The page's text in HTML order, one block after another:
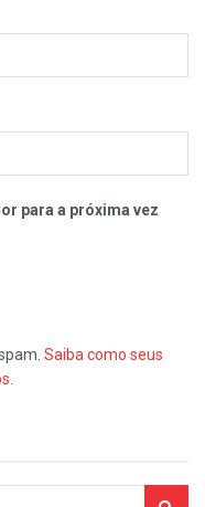
para a próxima vez
Saiba como seus
.